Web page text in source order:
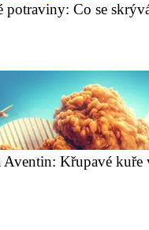
potraviny: Co se
Křupavé kuře